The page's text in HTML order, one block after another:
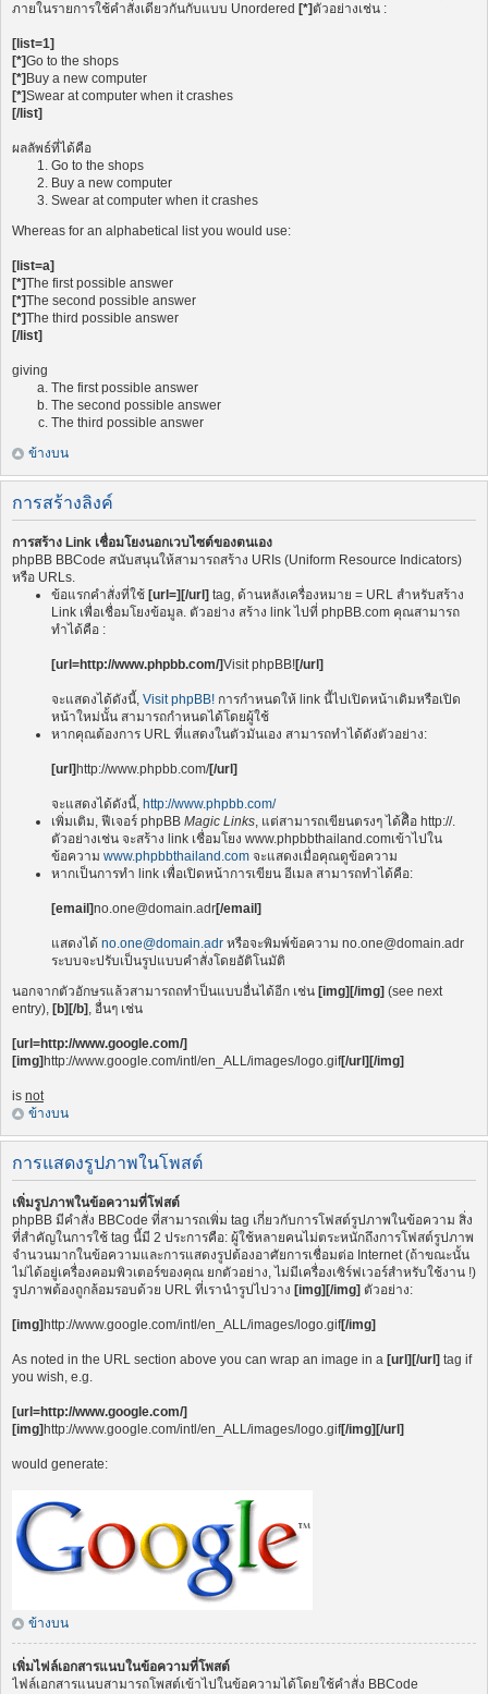
ภายในรายการใช้คำสั่งเดียวกันกับแบบ Unordered [*] ตัวอย่างเช่น :
[list=1]
[*]Go to the shops
[*] Buy a new computer
[*]Swear at computer when it crashes
[/list]
ผลลัพธ์ที่ได้คือ
Go to the shops
Buy a new computer
Swear at computer when it crashes
Whereas for an alphabetical list you would use:
[list=a]
[*]The first possible answer
[*]The second possible answer
[*]The third possible answer
[/list]
giving
The first possible answer
The second possible answer
The third possible answer
ข้างบน
การสร้างลิงค์
การสร้าง Link เชื่อมโยงนอกเวบไซต์ของตนเอง
phpBB BBCode สนับสนุนให้สามารถสร้าง URIs (Uniform Resource Indicators)
หรือ URLs.
ข้อแรกคำสั่งที่ใช้ [url=][/url] tag, ด้านหลังเครื่องหมาย = URL สำหรับสร้าง
Link เพื่อเชื่อมโยงข้อมูล. ตัวอย่าง สร้าง link ไปที่ phpBB.com คุณสามารถ
ทำได้คือ :
[url=http://www.phpbb.com/]Visit phpBB![/url]
จะแสดงได้ดังนี้, Visit phpBB! การกำหนดให้ link นี้ไปเปิดหน้าเดิมหรือเปิด
หน้าใหม่นั้น สามารถกำหนดได้โดยผู้ใช้
หากคุณต้องการ URL ที่แสดงในตัวมันเอง สามารถทำได้ดังตัวอย่าง:
[url] http://www.phpbb.com/[/url]
จะแสดงได้ดังนี้, http://www.phpbb.com/
เพิ่มเติม, ฟีเจอร์ phpBB Magic Links, แต่สามารถเขียนตรงๆ ได้คืิอ http://.
ตัวอย่างเช่น จะสร้าง link เชื่อมโยง www.phpbbthailand.comเข้าไปใน
ข้อความ www.phpbbthailand.com จะแสดงเมื่อคุณดูข้อความ
หากเป็นการทำ link เพื่อเปิดหน้าการเขียน อีเมล สามารถทำได้คือ:
[email]no.one@domain.adr[/email]
แสดงได้ no.one@domain.adr หรือจะพิมพ์ข้อความ no.one@domain.adr
ระบบจะปรับเป็นรูปแบบคำสั่งโดยอัติโนมัติ
นอกจากตัวอักษรแล้วสามารถถทำป็นแบบอื่นได้อีก เช่น [img][/img] (see next
entry), [b][/b] , อื่นๆ เช่น
[url=http://www.google.com/]
[img] http://www.google.com/intl/en_ALL/images/logo.gif[/url][/img]
is not
ข้างบน
การแสดงรูปภาพในโพสต์
เพิ่มรูปภาพในข้อความที่โฟสต์
phpBB มีคำสั่ง BBCode ที่สามารถเพิ่ม tag เกี่ยวกับการโฟสต์รูปภาพในข้อความ สิ่ง
ที่สำคัญในการใช้ tag นี้มี 2 ประการคือ: ผู้ใช้หลายคนไม่ตระหนักถึงการโฟสต์รูปภาพ
จำนวนมากในข้อความและการแสดงรูปต้องอาศัยการเชื่อมต่อ Internet (ถ้าขณะนั้น
ไม่ได้อยู่เครื่องคอมพิวเตอร์ของคุณ ยกตัวอย่าง, ไม่มีเครื่องเซิร์ฟเวอร์สำหรับใช้งาน !)
รูปภาพต้องถูกล้อมรอบด้วย URL ที่เรานำรูปไปวาง [img][/img] ตัวอย่าง:
[img] http://www.google.com/intl/en_ALL/images/logo.gif[/img]
As noted in the URL section above you can wrap an image in a [url][/url] tag if
you wish, e.g.
[url=http://www.google.com/]
[img] http://www.google.com/intl/en_ALL/images/logo.gif[/img][/url]
would generate:
ข้างบน
เพิ่มไฟล์เอกสารแนบในข้อความที่โพสต์
ไฟล์เอกสารแนบสามารถโพสต์เข้าไปในข้อความได้โดยใช้คำสั่ง BBCode